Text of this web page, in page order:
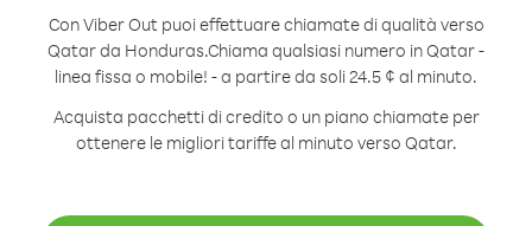
Con Viber Out puoi effettuare chiamate di qualità verso
Qatar da Honduras.Chiama qualsiasi numero in Qatar -
linea fissa o mobile! - a partire da soli 24.5 ¢ al minuto.
Acquista pacchetti di credito o un piano chiamate per
ottenere le migliori tariffe al minuto verso Qatar.